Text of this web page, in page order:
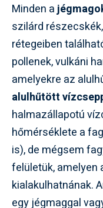
Minden a
szilárd
rétegeiben
pollenek, vulkáni
amelyekre az
alulhűtött
halmazállapotú
hőmérséklete a
is), de mégsem
felületük, amelyen
kialakulhatnának.
egy jégmaggal